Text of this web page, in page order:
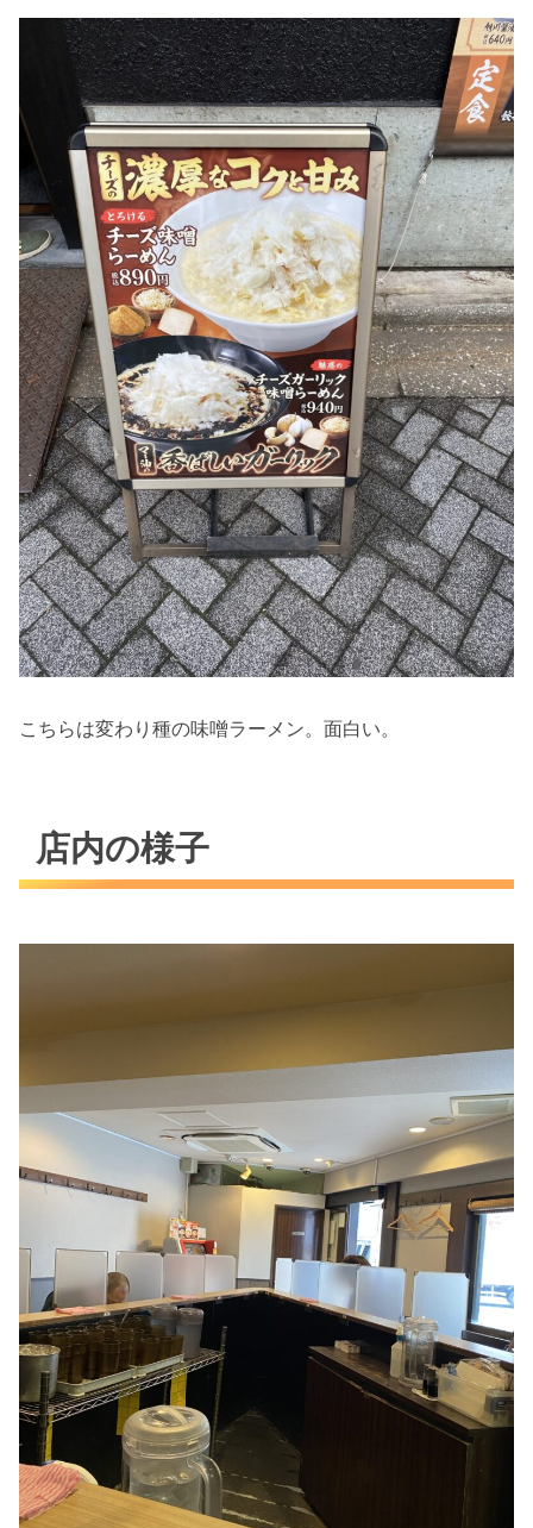
こちらは変わり種の味噌ラーメン。面白い。
店内の様子